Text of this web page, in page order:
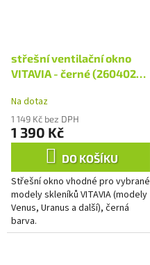
střešní ventilační okno
VITAVIA - černé (2604029)
Na dotaz
1 149 Kč bez DPH
1 390 Kč
DO KOŠÍKU
Střešní okno vhodné pro vybrané
modely skleníků VITAVIA (modely
Venus, Uranus a další), černá
barva.